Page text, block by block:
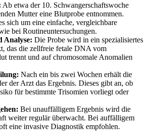
Ab etwa der 10. Schwangerschaftswoche
Mutter eine Blutprobe entnommen.
sich um eine einfache, vergleichbare
bei Routineuntersuchungen.
Analyse: Die Probe wird in ein spezialisiertes
das die zellfreie fetale DNA vom
trennt und auf chromosomale Anomalien
Nach ein bis zwei Wochen erhält die
der Arzt das Ergebnis. Dieses gibt an, ob
für bestimmte Trisomien vorliegt oder
Bei unauffälligem Ergebnis wird die
weiter regulär überwacht. Bei auffälligem
eine invasive Diagnostik empfohlen.